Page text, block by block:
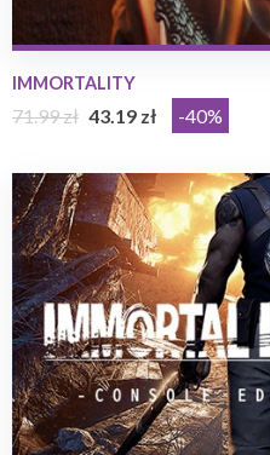
IMMORTALITY
71.99 zł 43.19 zł -40%